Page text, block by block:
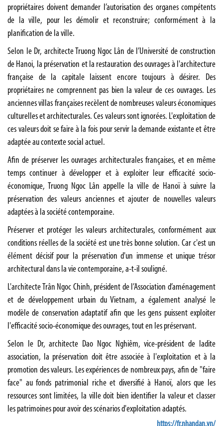
propriétaires doivent demander l’autorisation des organes compétents
de la ville, pour les démolir et reconstruire; conformément à la
planification de la ville.
Selon le Dr, architecte Truong Ngoc Lân de l’Université de construction
de Hanoi, la préservation et la restauration des ouvrages à l'architecture
française de la capitale laissent encore toujours à désirer. Des
propriétaires ne comprennent pas bien la valeur de ces ouvrages. Les
anciennes villas françaises recèlent de nombreuses valeurs économiques
culturelles et architecturales. Ces valeurs sont ignorées. L'exploitation de
ces valeurs doit se faire à la fois pour servir la demande existante et être
adaptée au contexte social actuel.
Afin de préserver les ouvrages architecturales françaises, et en même
temps continuer à développer et à exploiter leur efficacité socio-
économique, Truong Ngoc Lân appelle la ville de Hanoï à suivre la
préservation des valeurs anciennes et ajouter de nouvelles valeurs
adaptées à la société contemporaine.
Préserver et protéger les valeurs architecturales, conformément aux
conditions réelles de la société est une très bonne solution. Car c'est un
élément décisif pour la préservation d'un immense et unique trésor
architectural dans la vie contemporaine, a-t-il souligné.
L'architecte Trân Ngoc Chinh, président de l’Association d’aménagement
et de développement urbain du Vietnam, a également analysé le
modèle de conservation adaptatif afin que les gens puissent exploiter
l'efficacité socio-économique des ouvrages, tout en les préservant.
Selon le Dr, architecte Dao Ngoc Nghiêm, vice-président de ladite
association, la préservation doit être associée à l'exploitation et à la
promotion des valeurs. Les expériences de nombreux pays, afin de "faire
face" au fonds patrimonial riche et diversifié à Hanoï, alors que les
ressources sont limitées, la ville doit bien identifier la valeur et classer
les patrimoines pour avoir des scénarios d'exploitation adaptés.
https://fr.nhandan.vn/